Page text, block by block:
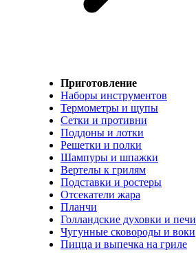
Приготовление
Наборы инструментов
Термометры и щупы
Сетки и противни
Поддоны и лотки
Решетки и полки
Шампуры и шпажки
Вертелы к грилям
Подставки и ростеры
Отсекатели жара
Планчи
Голландские духовки и печи
Чугунные сковороды и воки
Пицца и выпечка на гриле